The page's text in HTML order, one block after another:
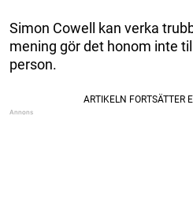
Simon Cowell kan verka
mening gör det honom inte
person.